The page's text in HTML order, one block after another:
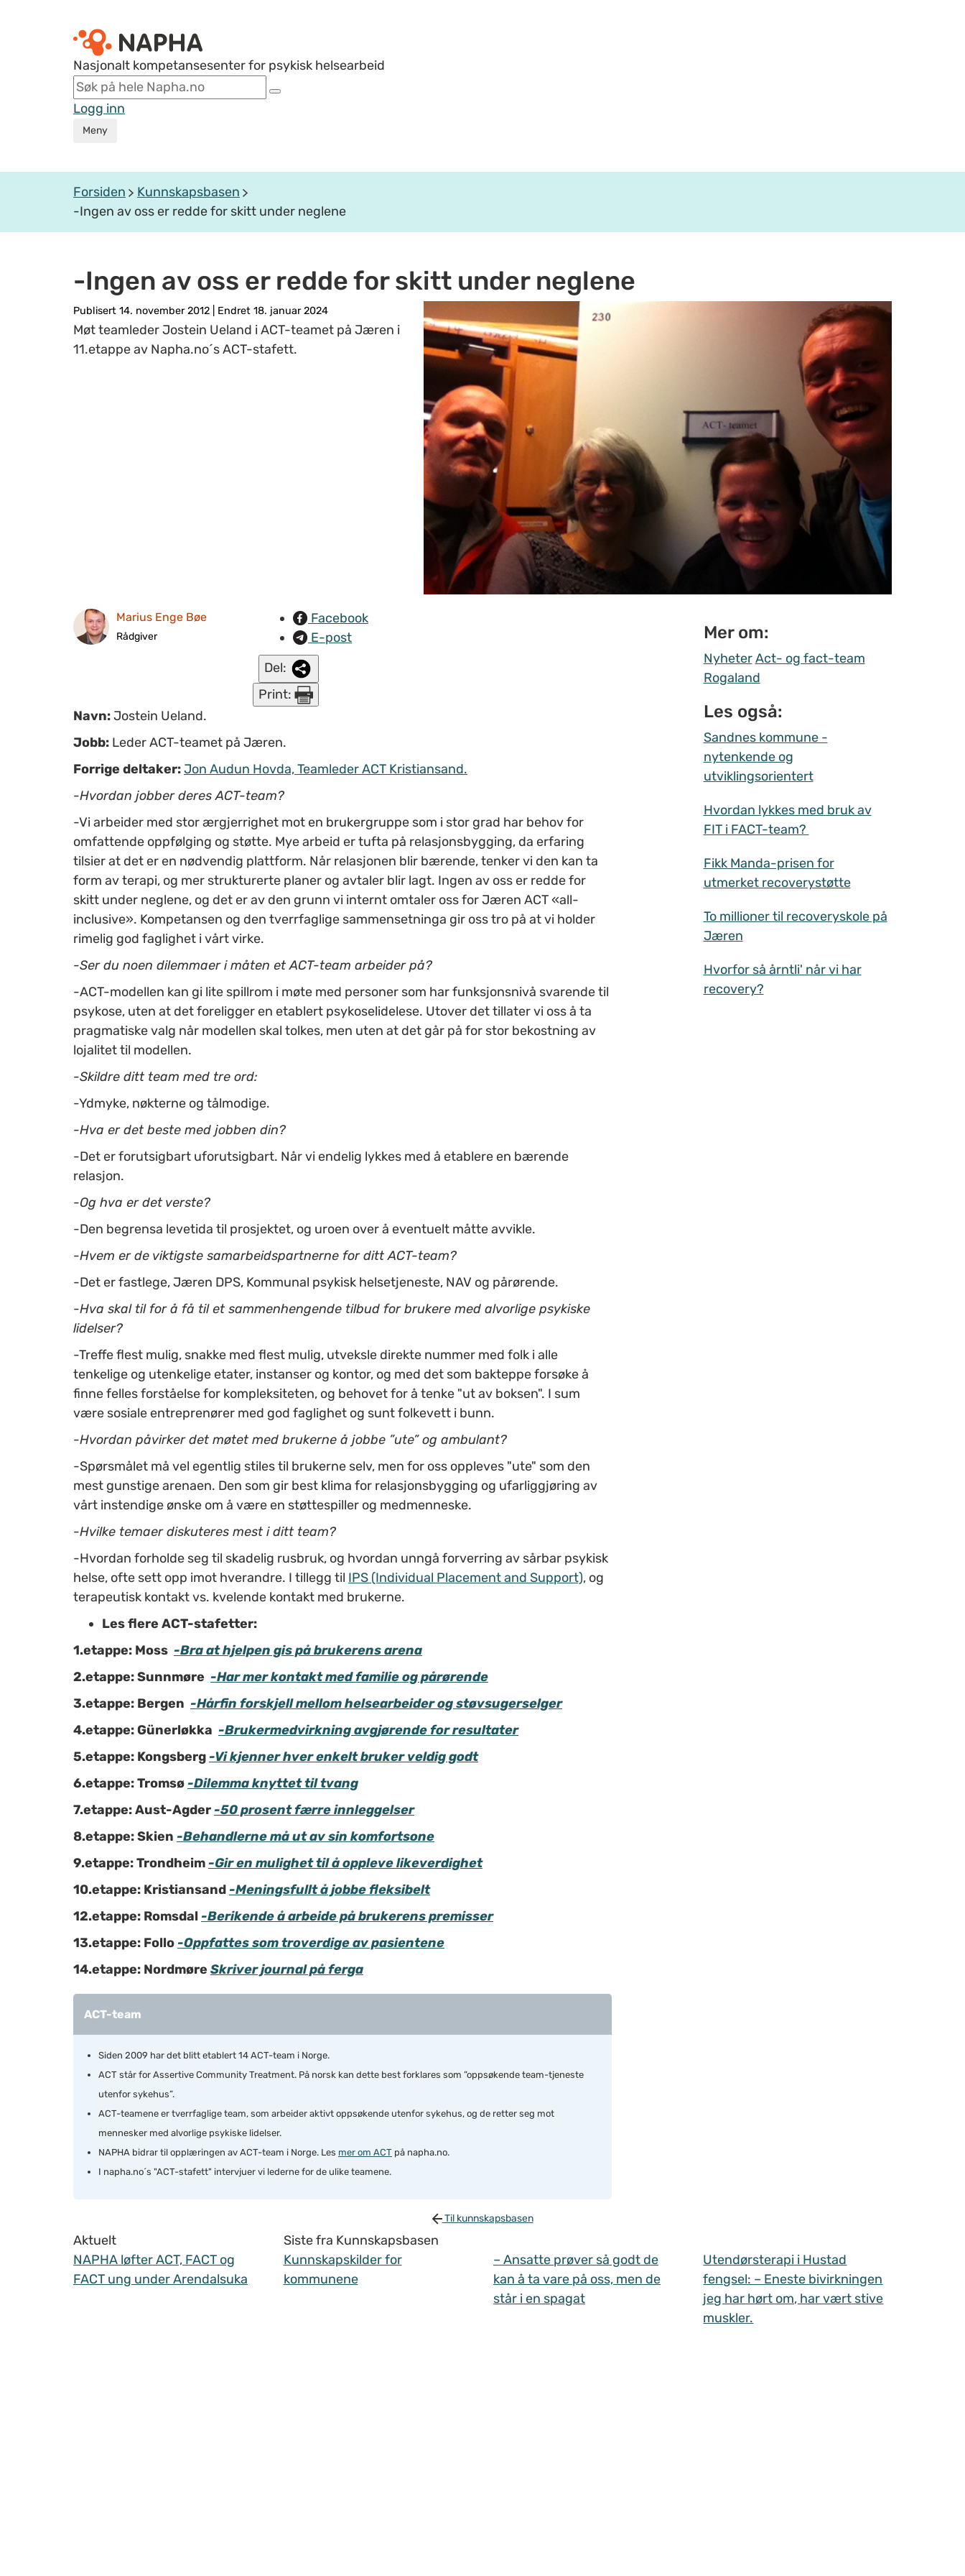
Nasjonalt kompetansesenter for psykisk helsearbeid
Logg inn
Meny
Forsiden
Kunnskapsbasen
-Ingen av oss er redde for skitt under neglene
-Ingen av oss er redde for skitt under neglene
Publisert 14. november 2012 Endret 18. januar 2024
Møt teamleder Jostein Ueland i ACT-teamet på Jæren i
11.etappe av Napha.no´s ACT-stafett.
Marius Enge Bøe
Rådgiver
Facebook
E-post
Del:
Print:
Navn:Jostein Ueland.
Jobb: Leder ACT-teamet på Jæren.
Forrige deltaker:Jon Audun Hovda, Teamleder ACT Kristiansand.
-Hvordan jobber deres ACT-team?
-Vi arbeider med stor ærgjerrighet mot en brukergruppe som i stor grad har behov for
omfattende oppfølging og støtte. Mye arbeid er tufta på relasjonsbygging, da erfaring
tilsier at det er en nødvendig plattform. Når relasjonen blir bærende, tenker vi den kan ta
form av terapi, og mer strukturerte planer og avtaler blir lagt. Ingen av oss er redde for
skitt under neglene, og det er av den grunn vi internt omtaler oss for Jæren ACT «all-
inclusive». Kompetansen og den tverrfaglige sammensetninga gir oss tro på at vi holder
rimelig god faglighet i vårt virke.
-Ser du noen dilemmaer i måten et ACT-team arbeider på?
-ACT-modellen kan gi lite spillrom i møte med personer som har funksjonsnivå svarende til
psykose, uten at det foreligger en etablert psykoselidelese. Utover det tillater vi oss å ta
pragmatiske valg når modellen skal tolkes, men uten at det går på for stor bekostning av
lojalitet til modellen.
-Skildre ditt team med tre ord:
-Ydmyke, nøkterne og tålmodige.
-Hva er det beste med jobben din?
-Det er forutsigbart uforutsigbart. Når vi endelig lykkes med å etablere en bærende
relasjon.
-Og hva er det verste?
-Den begrensa levetida til prosjektet, og uroen over å eventuelt måtte avvikle.
-Hvem er de viktigste samarbeidspartnerne for ditt ACT-team?
-Det er fastlege, Jæren DPS, Kommunal psykisk helsetjeneste, NAV og pårørende.
-Hva skal til for å få til et sammenhengende tilbud for brukere med alvorlige psykiske
lidelser?
-Treffe flest mulig, snakke med flest mulig, utveksle direkte nummer med folk i alle
tenkelige og utenkelige etater, instanser og kontor, og med det som bakteppe forsøke å
finne felles forståelse for kompleksiteten, og behovet for å tenke "ut av boksen". I sum
være sosiale entreprenører med god faglighet og sunt folkevett i bunn.
-Hvordan påvirker det møtet med brukerne å jobbe ”ute” og ambulant?
-Spørsmålet må vel egentlig stiles til brukerne selv, men for oss oppleves "ute" som den
mest gunstige arenaen. Den som gir best klima for relasjonsbygging og ufarliggjøring av
vårt instendige ønske om å være en støttespiller og medmenneske.
-Hvilke temaer diskuteres mest i ditt team?
-Hvordan forholde seg til skadelig rusbruk, og hvordan unngå forverring av sårbar psykisk
helse, ofte sett opp imot hverandre. I tillegg til IPS (Individual Placement and Support), og
terapeutisk kontakt vs. kvelende kontakt med brukerne.
Les flere ACT-stafetter:
1.etappe: Moss -Bra at hjelpen gis på brukerens arena
2.etappe: Sunnmøre -Har mer kontakt med familie og pårørende
3.etappe: Bergen -Hårfin forskjell mellom helsearbeider og støvsugerselger
4.etappe: Günerløkka -Brukermedvirkning avgjørende for resultater
5.etappe: Kongsberg -Vi kjenner hver enkelt bruker veldig godt
6.etappe: Tromsø -Dilemma knyttet til tvang
7.etappe: Aust-Agder -50 prosent færre innleggelser
8.etappe: Skien -Behandlerne må ut av sin komfortsone
9.etappe: Trondheim -Gir en mulighet til å oppleve likeverdighet
10.etappe: Kristiansand -Meningsfullt å jobbe fleksibelt
12.etappe: Romsdal -Berikende å arbeide på brukerens premisser
13.etappe: Follo -Oppfattes som troverdige av pasientene
14.etappe: Nordmøre Skriver journal på ferga
ACT-team
Siden 2009 har det blitt etablert 14 ACT-team i Norge.
ACT står for Assertive Community Treatment. På norsk kan dette best forklares som ”oppsøkende team-tjeneste
utenfor sykehus”.
ACT-teamene er tverrfaglige team, som arbeider aktivt oppsøkende utenfor sykehus, og de retter seg mot
mennesker med alvorlige psykiske lidelser.
NAPHA bidrar til opplæringen av ACT-team i Norge. Les mer om ACT på napha.no.
I napha.no´s "ACT-stafett" intervjuer vi lederne for de ulike teamene.
Mer om:
Nyheter Act- og fact-team
Rogaland
Les også:
Sandnes kommune -
nytenkende og
utviklingsorientert
Hvordan lykkes med bruk av
FIT i FACT-team?
Fikk Manda-prisen for
utmerket recoverystøtte
To millioner til recoveryskole på
Jæren
Hvorfor så årntli' når vi har
recovery?
Til kunnskapsbasen
Aktuelt
NAPHA løfter ACT, FACT og
FACT ung under Arendalsuka
Siste fra Kunnskapsbasen
Kunnskapskilder for
kommunene
– Ansatte prøver så godt de
kan å ta vare på oss, men de
står i en spagat
Utendørsterapi i Hustad
fengsel: – Eneste bivirkningen
jeg har hørt om, har vært stive
muskler.